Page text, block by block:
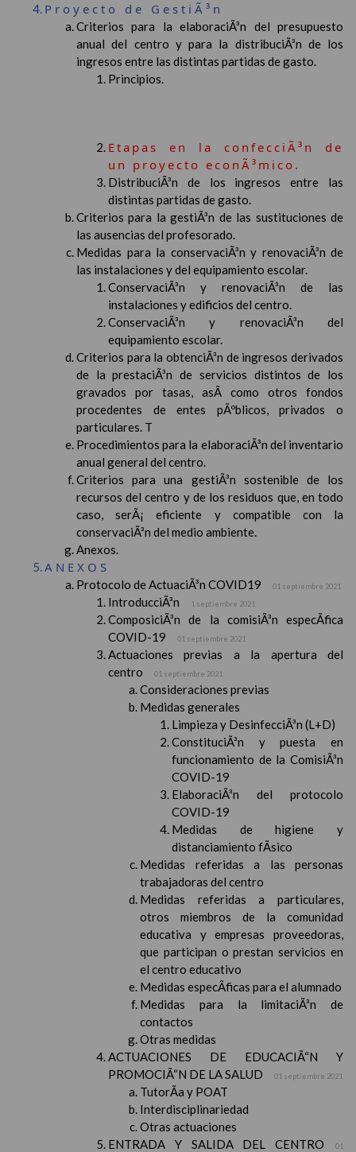
Proyecto de GestiÃ³n
Criterios para la elaboraciÃ³n del presupuesto
anual del centro y para la distribuciÃ³n de los
ingresos entre las distintas partidas de gasto.
Principios.
Etapas en la confecciÃ³n de
un proyecto econÃ³mico.
DistribuciÃ³n de los ingresos entre las
distintas partidas de gasto.
Criterios para la gestiÃ³n de las sustituciones de
las ausencias del profesorado.
Medidas para la conservaciÃ³n y renovaciÃ³n de
las instalaciones y del equipamiento escolar.
ConservaciÃ³n y renovaciÃ³n de las
instalaciones y edificios del centro.
ConservaciÃ³n y renovaciÃ³n del
equipamiento escolar.
Criterios para la obtenciÃ³n de ingresos derivados
de la prestaciÃ³n de servicios distintos de los
gravados por tasas, asÃ­ como otros fondos
procedentes de entes pÃºblicos, privados o
particulares. T
Procedimientos para la elaboraciÃ³n del inventario
anual general del centro.
Criterios para una gestiÃ³n sostenible de los
recursos del centro y de los residuos que, en todo
caso, serÃ¡ eficiente y compatible con la
conservaciÃ³n del medio ambiente.
Anexos.
ANEXOS
Protocolo de ActuaciÃ³n COVID19 01 septiembre 2021
IntroducciÃ³n 1 septiembre 2021
ComposiciÃ³n de la comisiÃ³n especÃ­fica
COVID-19
01 septiembre 2021
Actuaciones previas a la apertura del
centro
01 septiembre 2021
Consideraciones previas
Medidas generales
Limpieza y DesinfecciÃ³n (L+D)
ConstituciÃ³n y puesta en
funcionamiento de la ComisiÃ³n
COVID-19
ElaboraciÃ³n del protocolo
COVID-19
Medidas de higiene y
distanciamiento fÃ­sico
Medidas referidas a las personas
trabajadoras del centro
Medidas referidas a particulares,
otros miembros de la comunidad
educativa y empresas proveedoras,
que participan o prestan servicios en
el centro educativo
Medidas especÃ­ficas para el alumnado
Medidas para la limitaciÃ³n de
contactos
Otras medidas
ACTUACIONES DE EDUCACIÃ“N Y
PROMOCIÃ“N DE LA SALUD
01 septiembre 2021
TutorÃ­a y POAT
Interdisciplinariedad
Otras actuaciones
ENTRADA Y SALIDA DEL CENTRO
01